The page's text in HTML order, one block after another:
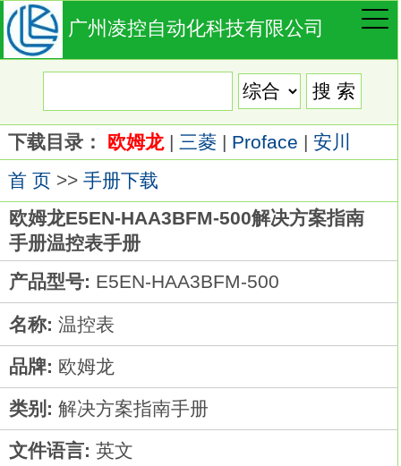
广州凌控自动化科技有限公司
下载目录： 欧姆龙| 三菱| Proface | 安川
首 页>> 手册下载
欧姆龙E5EN-HAA3BFM-500解决方案指南
手册温控表手册
产品型号: E5EN-HAA3BFM-500
名称: 温控表
品牌: 欧姆龙
类别: 解决方案指南手册
文件语言: 英文